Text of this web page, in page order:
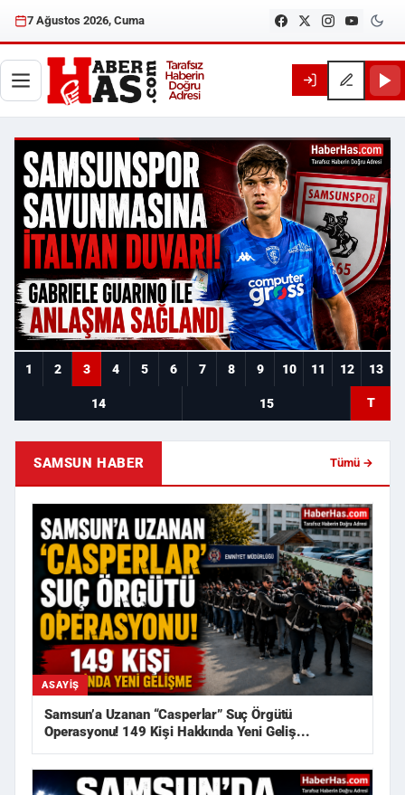
7 Ağustos 2026, Cuma
Haberhas — Samsun Son
1 2 3 4 5 6 7 8 9 10 11 12 13
14 15 T
SAMSUN HABER Tümü →
ASAYIŞ
Samsun’a Uzanan “Casperlar” Suç Örgütü
Operasyonu! 149 Kişi Hakkında Yeni Geliş...